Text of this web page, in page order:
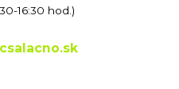
16:30 hod.)